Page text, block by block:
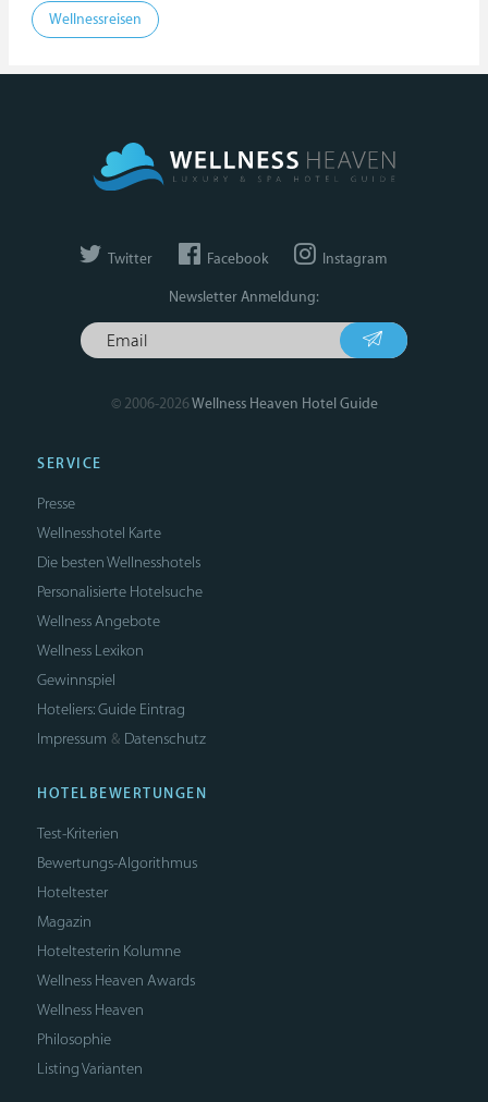
Wellnessreisen
Twitter Facebook Instagram
Newsletter Anmeldung:
© 2006-2026Wellness Heaven Hotel Guide
SERVICE
Presse
Wellnesshotel Karte
Die besten Wellnesshotels
Personalisierte Hotelsuche
Wellness Angebote
Wellness Lexikon
Gewinnspiel
Hoteliers: Guide Eintrag
Impressum & Datenschutz
HOTELBEWERTUNGEN
Test-Kriterien
Bewertungs-Algorithmus
Hoteltester
Magazin
Hoteltesterin Kolumne
Wellness Heaven Awards
Wellness Heaven
Philosophie
Listing Varianten